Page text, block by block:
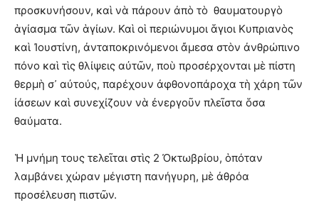
προσκυνήσουν, καὶ νὰ πάρουν ἀπὸ τὸ θαυματουργὸ
ἁγίασμα τῶν ἁγίων. Καὶ οἱ περιώνυμοι ἅγιοι Κυπριανὸς
καὶ Ἰουστίνη, ἀνταποκρινόμενοι ἄμεσα στὸν ἀνθρώπινο
πόνο καὶ τὶς θλίψεις αὐτῶν, ποὺ προσέρχονται μὲ πίστη
θερμὴ σ᾽ αὐτούς, παρέχουν ἀφθονοπάροχα τὴ χάρη τῶν
ἰάσεων καὶ συνεχίζουν νὰ ἐνεργοῦν πλεῖστα ὅσα
θαύματα.
Ἡ μνήμη τους τελεῖται στὶς 2 Ὀκτωβρίου, ὁπόταν
λαμβάνει χώραν μέγιστη πανήγυρη, μὲ ἀθρόα
προσέλευση πιστῶν.